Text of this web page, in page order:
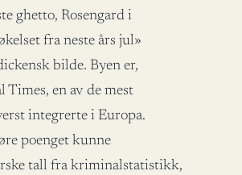
ghetto, Rosengard i
fra neste års jul»
bilde. Byen er,
Times, en av de mest
integrerte i Europa.
poenget kunne
tall fra kriminalstatistikk,